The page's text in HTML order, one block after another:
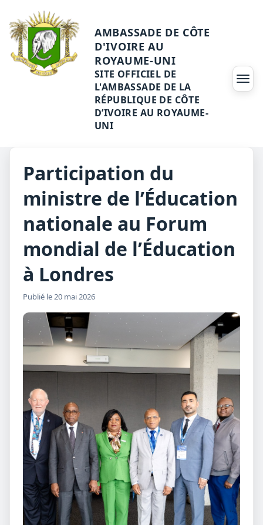
AMBASSADE DE CÔTE
D'IVOIRE AU
ROYAUME-UNI
SITE OFFICIEL DE
L'AMBASSADE DE LA
RÉPUBLIQUE DE CÔTE
D’IVOIRE AU ROYAUME-
UNI
Participation du
ministre de l’Éducation
nationale au Forum
mondial de l’Éducation
à Londres
Publié le 20 mai 2026